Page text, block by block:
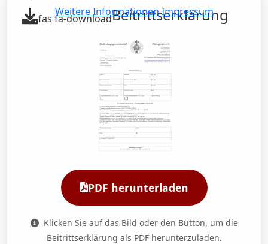
fas fa-downloadBeitrittserklärung
PDF herunterladen
Klicken Sie auf das Bild oder den Button, um die
Beitrittserklärung als PDF herunterzuladen.
Weitere InformationenImpressum